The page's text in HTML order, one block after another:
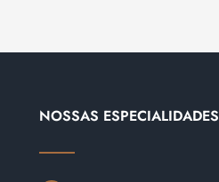
NOSSAS ESPECIALIDADES